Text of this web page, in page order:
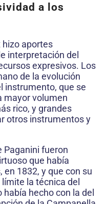
a los
hizo aportes
interpretación del
expresivos. Los
de la evolución
instrumento, que se
mayor volumen
rico, y grandes
otros instrumentos y
Paganini fueron
que había
1832, y que con su
la técnica del
había hecho con la del